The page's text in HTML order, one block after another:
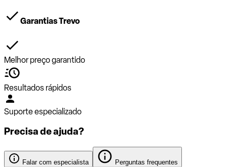
Garantias Trevo
Melhor preço garantido
Resultados rápidos
Suporte especializado
Precisa de ajuda?
Falar com especialista Perguntas frequentes